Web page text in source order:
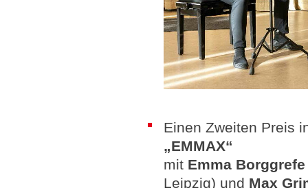
Einen Zweiten Preis
„EMMAX“
mit Emma
Leipzig) und Max